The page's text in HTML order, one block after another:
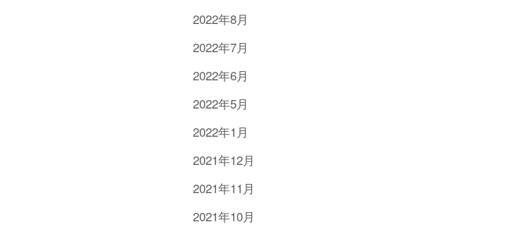
2022年8月
2022年7月
2022年6月
2022年5月
2022年1月
2021年12月
2021年11月
2021年10月